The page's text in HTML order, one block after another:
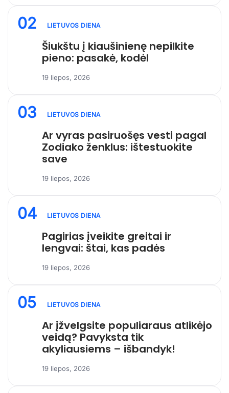
02 LIETUVOS DIENA
Šiukštu į kiaušinienę nepilkite
pieno: pasakė, kodėl
19 liepos, 2026
03 LIETUVOS DIENA
Ar vyras pasiruošęs vesti pagal
Zodiako ženklus: ištestuokite
save
19 liepos, 2026
04 LIETUVOS DIENA
Pagirias įveikite greitai ir
lengvai: štai, kas padės
19 liepos, 2026
05 LIETUVOS DIENA
Ar įžvelgsite populiaraus atlikėjo
veidą? Pavyksta tik
akyliausiems – išbandyk!
19 liepos, 2026